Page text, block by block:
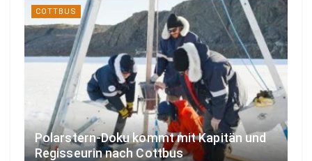
COTTBUS
Polarstern-Doku kommt mit Kapitän und
Regisseurin nach Cottbus